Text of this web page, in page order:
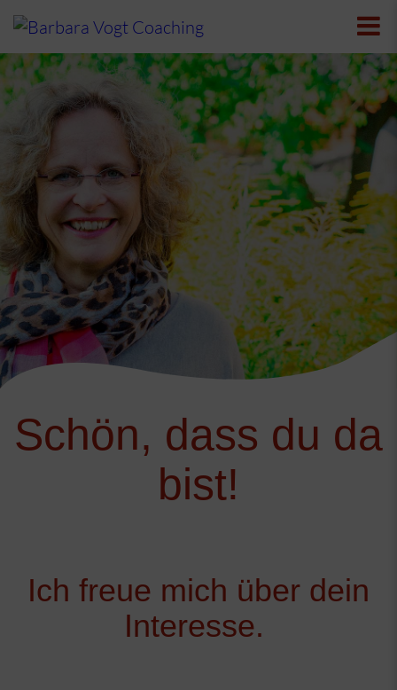
Schön, dass du da
bist!
Ich freue mich über dein
Interesse.